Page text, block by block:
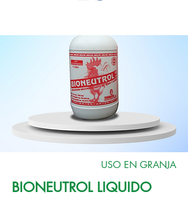
USO EN GRANJA
BIONEUTROL LIQUIDO